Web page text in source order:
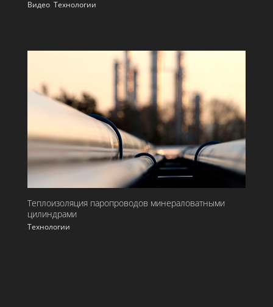
Видео Технологии
Теплоизоляция паропроводов минераловатными
цилиндрами
Технологии